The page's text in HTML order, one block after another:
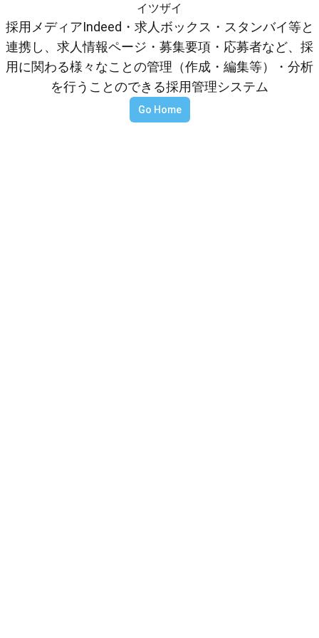
イツザイ
採用メディアIndeed・求人ボックス・スタンバイ等と
連携し、求人情報ページ・募集要項・応募者など、採
用に関わる様々なことの管理（作成・編集等）・分析
を行うことのできる採用管理システム
Go Home